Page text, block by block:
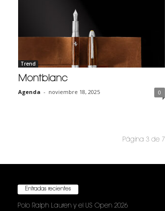
Trend
Montblanc
Agenda - noviembre 18, 2025 0
Página 3 de 7
Entradas recientes
Polo Ralph Lauren y el US Open 2026